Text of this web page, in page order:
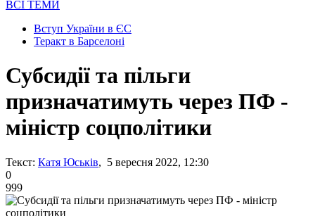
ВСІ ТЕМИ
Вступ України в ЄС
Теракт в Барселоні
Субсидії та пільги
призначатимуть через ПФ -
міністр соцполітики
Текст: Катя Юськів, 5 вересня 2022, 12:30
0
999